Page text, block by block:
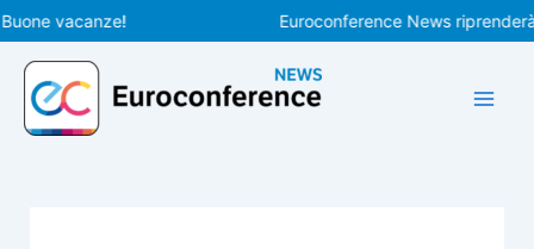
Vai
al
contenuto
vacanze! Euroconference News riprenderà le